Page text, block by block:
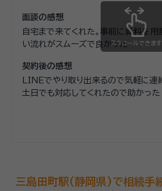
面談の感想
自宅まで来てくれた。事前に資料を用
い流れがスムーズで良かった
契約後の感想
LINEでやり取り出来るので気軽に連
土日でも対応してくれたので助かった
スクロールできます
三島田町駅(静岡県)で相続手